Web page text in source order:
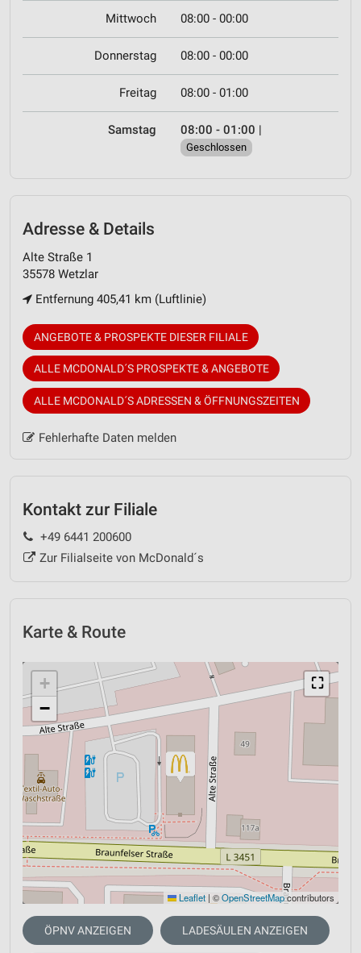
Mittwoch 08:00 - 00:00
Donnerstag 08:00 - 00:00
Freitag 08:00 - 01:00
Samstag 08:00 - 01:00 |
Geschlossen
Adresse & Details
Alte Straße 1
35578 Wetzlar
Entfernung 405,41 km (Luftlinie)
ANGEBOTE & PROSPEKTE DIESER FILIALE
ALLE MCDONALD´S PROSPEKTE & ANGEBOTE
ALLE MCDONALD´S ADRESSEN & ÖFFNUNGSZEITEN
Fehlerhafte Daten melden
Kontakt zur Filiale
+49 6441 200600
Zur Filialseite von McDonald´s
Karte & Route
⛶
+
−
Leaflet | ©OpenStreetMapcontributors
ÖPNV ANZEIGEN LADESÄULEN ANZEIGEN